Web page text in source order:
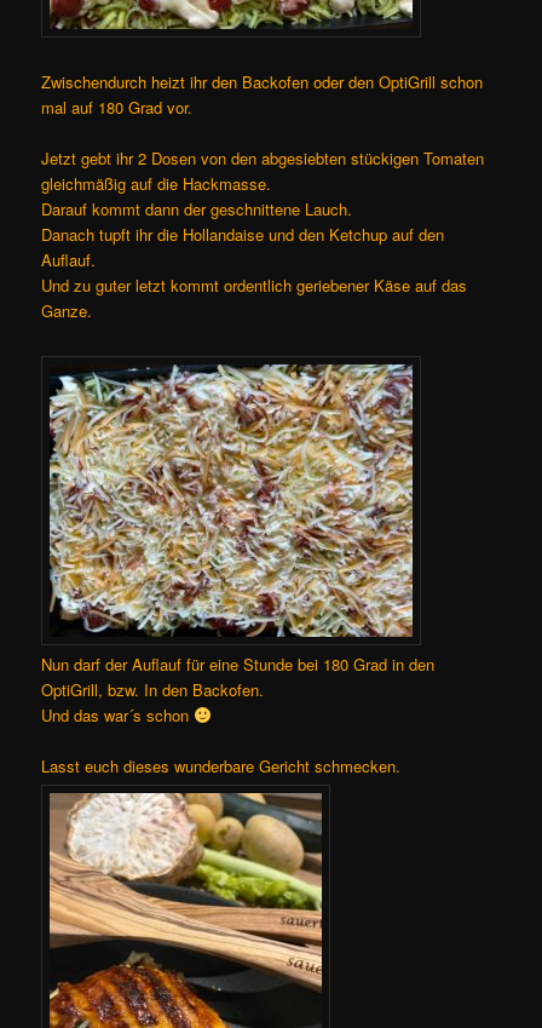
Zwischendurch heizt ihr den Backofen oder den OptiGrill schon
mal auf 180 Grad vor.
Jetzt gebt ihr 2 Dosen von den abgesiebten stückigen Tomaten
gleichmäßig auf die Hackmasse.
Darauf kommt dann der geschnittene Lauch.
Danach tupft ihr die Hollandaise und den Ketchup auf den
Auflauf.
Und zu guter letzt kommt ordentlich geriebener Käse auf das
Ganze.
Nun darf der Auflauf für eine Stunde bei 180 Grad in den
OptiGrill, bzw. In den Backofen.
Und das war´s schon
Lasst euch dieses wunderbare Gericht schmecken.